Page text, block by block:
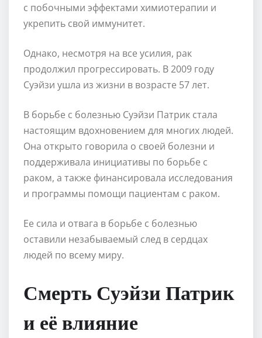
с побочными эффектами химиотерапии и
укрепить свой иммунитет.
Однако, несмотря на все усилия, рак
продолжил прогрессировать. В 2009 году
Суэйзи ушла из жизни в возрасте 57 лет.
В борьбе с болезнью Суэйзи Патрик стала
настоящим вдохновением для многих людей.
Она открыто говорила о своей болезни и
поддерживала инициативы по борьбе с
раком, а также финансировала исследования
и программы помощи пациентам с раком.
Ее сила и отвага в борьбе с болезнью
оставили незабываемый след в сердцах
людей по всему миру.
Смерть Суэйзи Патрик
и её влияние